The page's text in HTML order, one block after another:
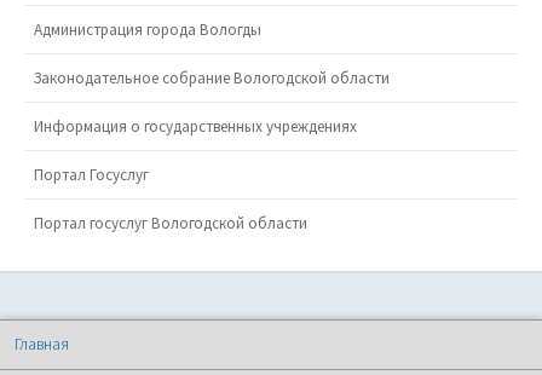
Администрация города Вологды
Законодательное собрание Вологодской области
Информация о государственных учреждениях
Портал Госуслуг
Портал госуслуг Вологодской области
Главная